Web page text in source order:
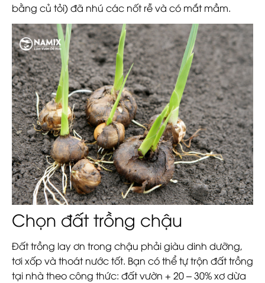
bằng củ tỏi) đã nhú các nốt rễ và có mắt mầm.
Chọn đất trồng chậu
Đất trồng lay ơn trong chậu phải giàu dinh dưỡng,
tơi xốp và thoát nước tốt. Bạn có thể tự trộn đất trồng
tại nhà theo công thức: đất vườn + 20 – 30% xơ dừa